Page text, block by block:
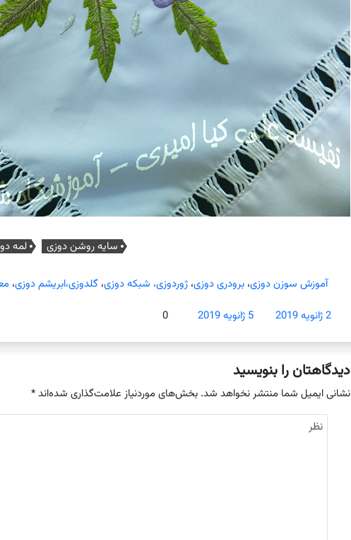
سایه روشن دوزی لمه
آموزش سوزن دوزی،برودری دوزی،ژوردوزی، شبکه دوزی،گلدوزی،ابریشم دوزی،
2 ژانویه 2019
5 ژانویه 2019 0
دیدگاهتان را بنویسید
نشانی ایمیل شما منتشر نخواهد شد. بخش‌های موردنیاز علامت‌گذاری شده‌اند*